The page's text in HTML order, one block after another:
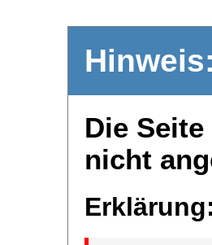
Die
nicht
Erklärung: